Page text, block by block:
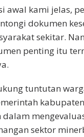
awal kami jelas,
dokumen
sekitar.
penting itu
tuntutan
dalam
sektor